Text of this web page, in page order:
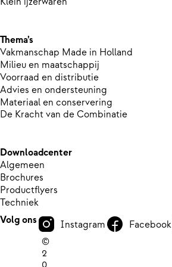
Thema’s
Vakmanschap Made in Holland
Milieu en maatschappij
Voorraad en distributie
Advies en ondersteuning
Materiaal en conservering
De Kracht van de Combinatie
Downloadcenter
Algemeen
Brochures
Productflyers
Techniek
Volg ons
Instagram Facebook
©
2